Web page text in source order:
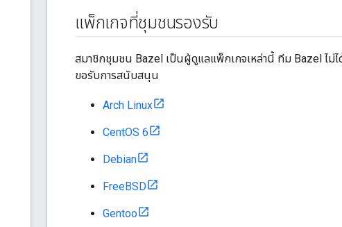
แพ็กเกจที่ชุมชนรองรับ
สมาชิกชุมชน Bazel เป็นผู้ดูแลแพ็กเกจเหล่านี้ ทีม Bazel ไม่
ขอรับการสนับสนุน
Arch Linux
CentOS 6
Debian
FreeBSD
Gentoo